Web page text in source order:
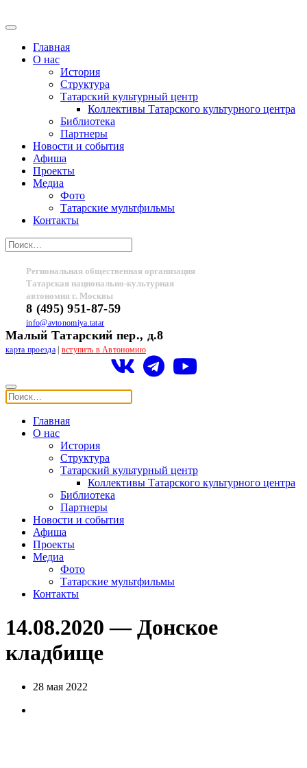
Главная
О нас
История
Структура
Татарский культурный центр
Коллективы Татарского культурного центра
Библиотека
Партнеры
Новости и события
Афиша
Проекты
Медиа
Фото
Татарские мультфильмы
Контакты
Региональная общественная организация
Татарская национально-культурная
автономия г. Москвы
8 (495) 951-87-59
info@avtonomiya.tatar
Малый Татарский пер., д.8
карта проезда| вступить в Автономию
Главная
О нас
История
Структура
Татарский культурный центр
Коллективы Татарского культурного центра
Библиотека
Партнеры
Новости и события
Афиша
Проекты
Медиа
Фото
Татарские мультфильмы
Контакты
14.08.2020 — Донское
кладбище
28 мая 2022